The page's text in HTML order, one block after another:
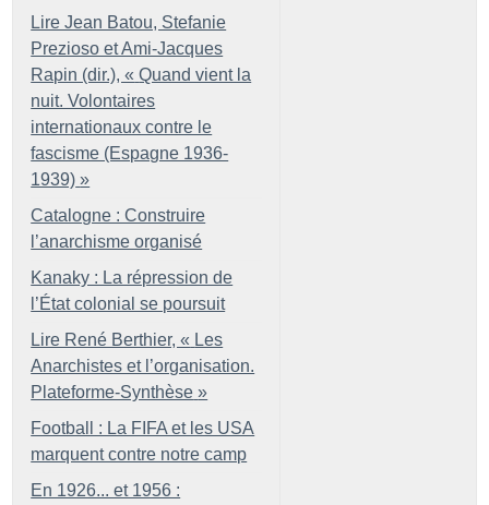
Lire Jean Batou, Stefanie
Prezioso et Ami-Jacques
Rapin (dir.), « Quand vient la
nuit. Volontaires
internationaux contre le
fascisme (Espagne 1936-
1939) »
Catalogne : Construire
l’anarchisme organisé
Kanaky : La répression de
l’État colonial se poursuit
Lire René Berthier, « Les
Anarchistes et l’organisation.
Plateforme-Synthèse »
Football : La FIFA et les USA
marquent contre notre camp
En 1926... et 1956 :